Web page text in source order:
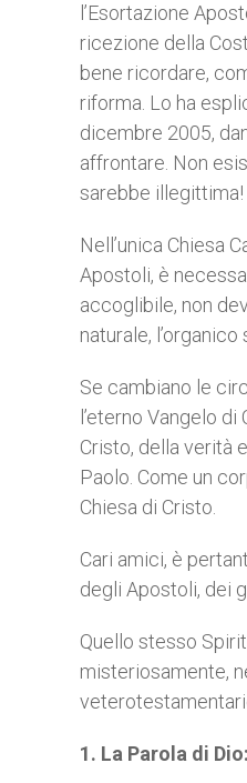
l’Esortazione
ricezione della
bene ricordare,
riforma. Lo ha
dicembre 2005,
affrontare. Non
sarebbe illegittima!
Nell’unica Chiesa
Apostoli, è
accoglibile, non
naturale, l’organico
Se cambiano le
l’eterno Vangelo
Cristo, della verità
Paolo. Come un
Chiesa di Cristo.
Cari amici, è
degli Apostoli, dei
Quello stesso
misteriosamente,
1. La Parola di